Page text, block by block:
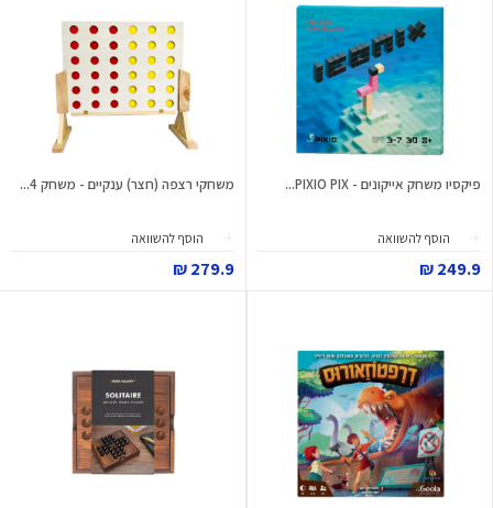
פיקסיו משחק אייקונים - PIXIO PIX...
הוסף להשוואה
249.9 ₪
משחקי רצפה (חצר) ענקיים - משחק 4...
הוסף להשוואה
279.9 ₪